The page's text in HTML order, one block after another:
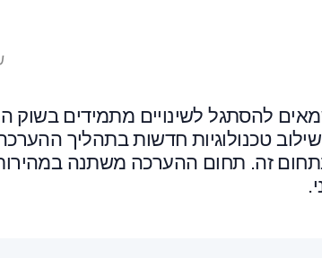
להסתגל לשינויים מתמידים בשוק
טכנולוגיות חדשות בתהליך
זה. תחום ההערכה משתנה